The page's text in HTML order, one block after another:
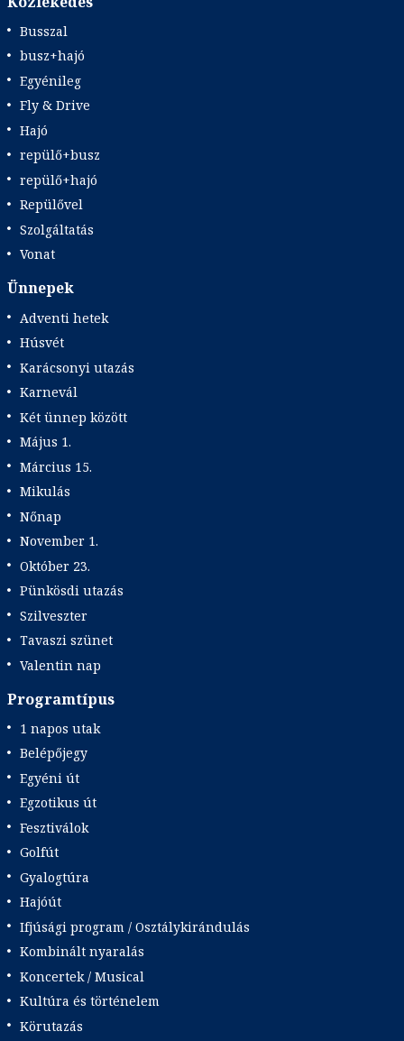
Busszal
busz+hajó
Egyénileg
Fly & Drive
Hajó
repülő+busz
repülő+hajó
Repülővel
Szolgáltatás
Vonat
Ünnepek
Adventi hetek
Húsvét
Karácsonyi utazás
Karnevál
Két ünnep között
Május 1.
Március 15.
Mikulás
Nőnap
November 1.
Október 23.
Pünkösdi utazás
Szilveszter
Tavaszi szünet
Valentin nap
Programtípus
1 napos utak
Belépőjegy
Egyéni út
Egzotikus út
Fesztiválok
Golfút
Gyalogtúra
Hajóút
Ifjúsági program / Osztálykirándulás
Kombinált nyaralás
Koncertek / Musical
Kultúra és történelem
Körutazás